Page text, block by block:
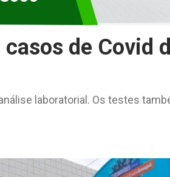
de Covid
laboratorial. Os testes